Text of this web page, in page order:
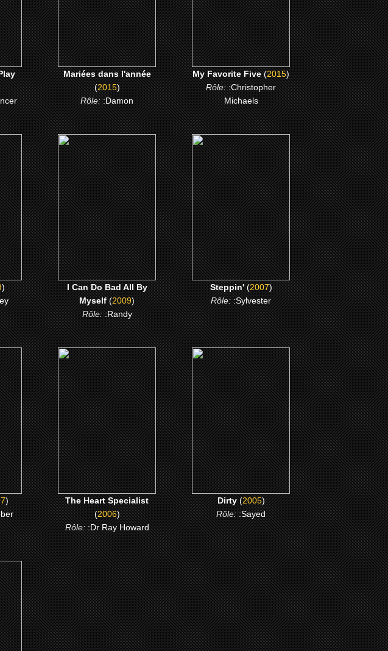
CLICK ME
Mariées dans l'année
(2015)
Rôle::Damon
CLICK ME
My Favorite Five(2015)
Rôle::Christopher
Michaels
)
(2009)
I Can Do Bad All By
Myself
CLICK ME
I Can Do Bad All By
Myself(2009)
Rôle::Randy
(2007)
Steppin'
CLICK ME
Steppin'(2007)
Rôle::Sylvester
)
(2006)
The Heart Specialist
CLICK ME
The Heart Specialist
(2006)
Rôle::Dr Ray Howard
(2005)
Dirty
CLICK ME
Dirty(2005)
Rôle::Sayed